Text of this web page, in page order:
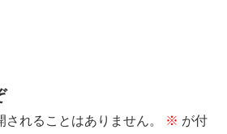
されることはありません。 ※ が付